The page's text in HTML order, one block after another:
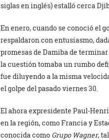
siglas en inglés) estalló cerca
En enero, cuando se conoció el
respaldaron con entusiasmo,
promesas de Damiba de
la cuestión tomaba un rumbo
fue diluyendo a la misma
el golpe del pasado viernes 30.
El ahora expresidente Paul-
en la región, como Francia y
conocida como Grupo Wagner,